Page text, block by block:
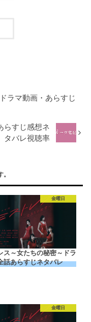
ラマ動画・あらすじ
らすじ感想ネ
タバレ視聴率
金曜日
ス～女たちの秘密～ドラ
話あらすじネタバレ
金曜日